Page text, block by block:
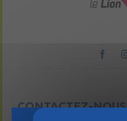
CONTACTEZ-NOUS